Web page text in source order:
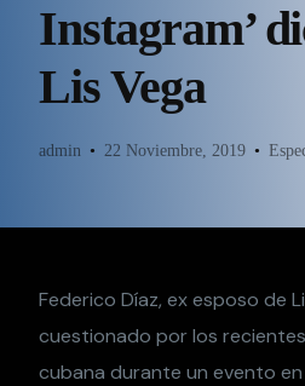
Instagram’
Lis Vega
admin 22 Noviembre, 2019
Federico Díaz, ex esposo de
cuestionado por los
cubana durante un evento